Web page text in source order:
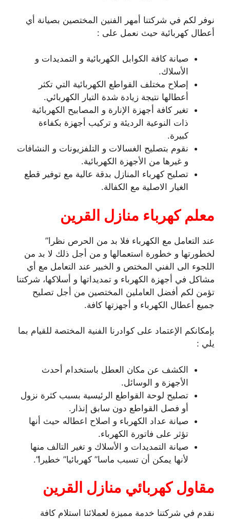
نوفر لكم في شركتنا أمهر الفنين المختصين بصيانة أي
أعطال كهربائية حيث نعمل على :
صيانة كافة الكوابل الكهربائية و التمديدات و
الأسلاك.
إصلاح مختلف القواطع الكهربائية التي تكثر
أعطالها نتيجة زيادة شدة التيار الكهربائي.
تغير كافة أجهزة الإنارة و المصابيح الكهربائية
ذات النوعية الرديئة و تركيب أجهزة بكفاءة
كبيرة.
نقوم بتصليح الغسالات و التلفزيونات و النشافات
و غيرها من الأجهزة الكهربائية.
تصليح كهرباء المنازل بدقة عالية مع توفير قطع
الغيار الاصلية مع الكفالة.
معلم كهرباء منازل القرين
عند التعامل مع الكهرباء فلا بد من الحرص نظرا”
لخطورتها و خطورة استعمالها و من أجل ذلك لا بد من
اللجوء الى الفني المختص و الخبير عند التعامل مع أي
مشاكل في أجهزة الكهرباء و تمديداتها و أسلاكها، شركتنا
تؤمن لكم أفضل العاملين المختصين من أجل تصليح
جميع أعطال الكهرباء و أجهزتها كافة.
بإمكانكم الإعتماد على كوادرنا الفنية المختصة للقيام بما
يلي :
الكشف عن مكان العطل باستخدام أحدث
الأجهزة و الوسائل.
تصليح لوحة القواطع الرئيسية بسبب كثرة نزول
أو فصل القواطع دون سابق إنذار.
صيانة عداد الكهرباء و اصلاح اعطاله حيث أنها
تؤثر على فاتورة الكهرباء.
صيانة التمديدات و الأسلاك و تغير التالف منها
لأنها يمكن أن تسبب ماسا” كهربائيا” خطيرا”.
مقاول كهربائي منازل القرين
نقدم في شركتنا خدمة مميزة لعملائنا استلام كافة